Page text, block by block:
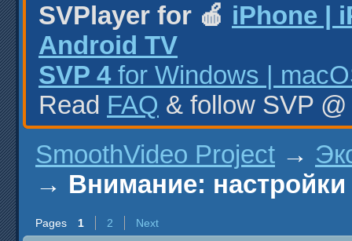
SVPlayer for 🍎 iPhone |
Android TV
SVP 4 for Windows |
Read FAQ & follow SVP
SmoothVideo Project →
→ Внимание:
Pages 1 2 Next